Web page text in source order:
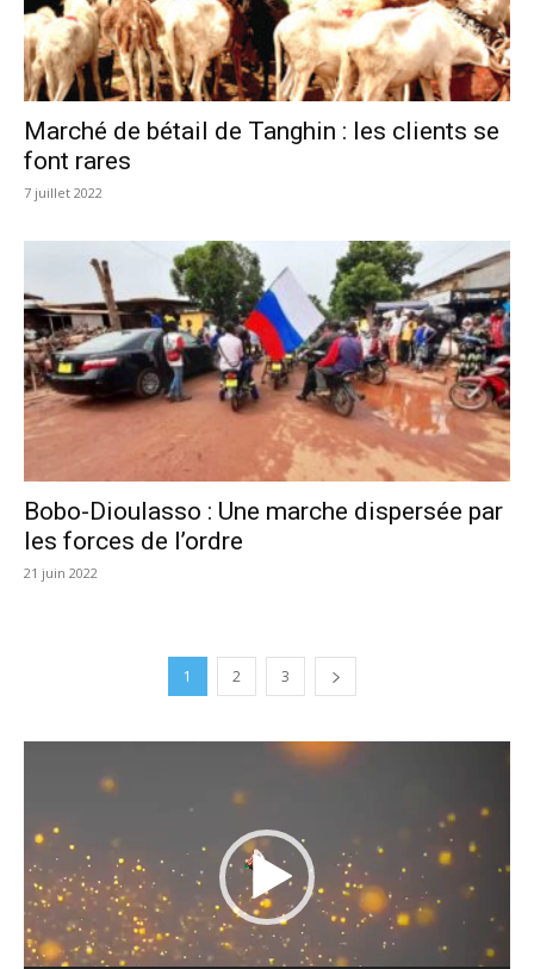
Marché de bétail de Tanghin : les clients se
font rares
7 juillet 2022
Bobo-Dioulasso : Une marche dispersée par
les forces de l’ordre
21 juin 2022
1 2 3